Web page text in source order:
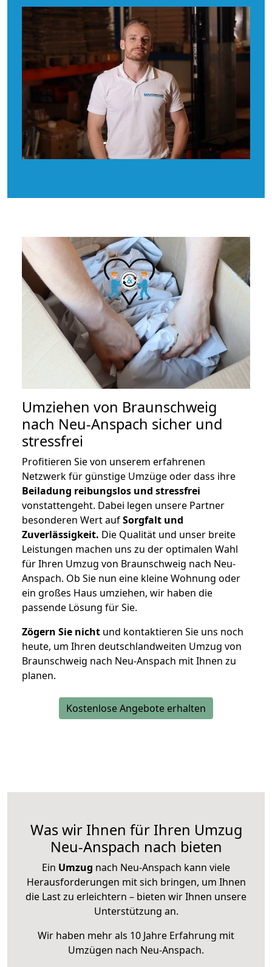
Umziehen von Braunschweig
nach Neu-Anspach sicher und
stressfrei
Profitieren Sie von unserem erfahrenen
Netzwerk für günstige Umzüge oder dass ihre
Beiladung reibungslos und stressfrei
vonstattengeht. Dabei legen unsere Partner
besonderen Wert aufSorgfalt und
Zuverlässigkeit. Die Qualität und unser breite
Leistungen machen uns zu der optimalen Wahl
für Ihren Umzug von Braunschweig nach Neu-
Anspach. Ob Sie nun eine kleine Wohnung oder
ein großes Haus umziehen, wir haben die
passende Lösung für Sie.
Zögern Sie nicht und kontaktieren Sie uns noch
heute, um Ihren deutschlandweiten Umzug von
Braunschweig nach Neu-Anspach mit Ihnen zu
planen.
Kostenlose Angebote erhalten
Was wir Ihnen für Ihren Umzug
Neu-Anspach nach bieten
Ein Umzug nach Neu-Anspach kann viele
Herausforderungen mit sich bringen, um Ihnen
die Last zu erleichtern – bieten wir Ihnen unsere
Unterstützung an.
Wir haben mehr als 10 Jahre Erfahrung mit
Umzügen nach Neu-Anspach.